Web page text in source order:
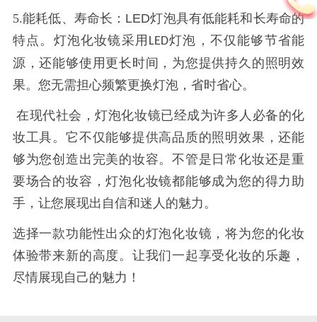
5.能耗低、寿命长： LED灯泡具有低能耗和长寿命的
特点。灯泡化妆镜采用 LED灯泡，不仅能够节省能
源，还能够使用更长时间，为您提供持久的照明效
果。您无需担心频繁更换灯泡，省时省心。
在现代社会，灯泡化妆镜已经成为许多人必备的化
妆工具。它不仅能够提供高品质的照明效果，还能
够为您创造出完美的妆容。不管是日常化妆还是重
要场合的妆容，灯泡化妆镜都能够成为您的得力助
手，让您展现出自信和迷人的魅力。
选择一款功能性出众的灯泡化妆镜，将为您的化妆
体验带来新的高度。让我们一起享受化妆的乐趣，
尽情展现自己的魅力！